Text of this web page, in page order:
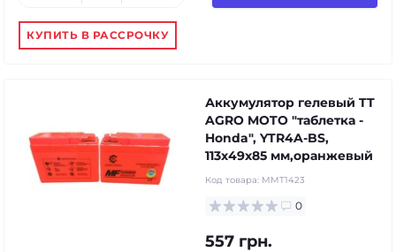
КУПИТЬ В РАССРОЧКУ
Аккумулятор гелевый TT
AGRO MOTO "таблетка -
Honda", YTR4A-BS,
113х49х85 мм,оранжевый
Код товара: MMT1423
0
557 грн.